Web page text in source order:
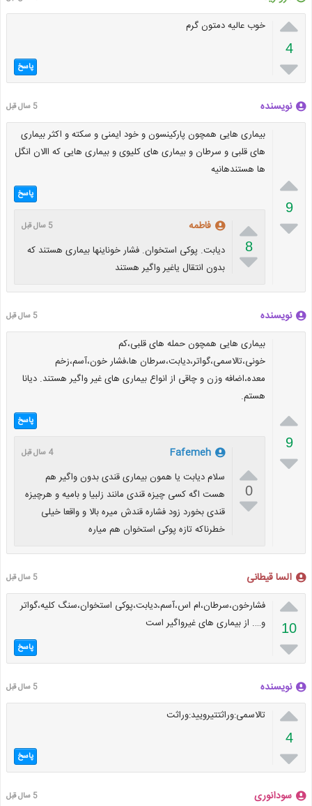

4

خوب عالیه دمتون گرم
پاسخ
نویسنده 5 سال قبل

9

بیماری هایی همچون پارکینسون و خود ایمنی و سکته و اکثر بیماری
های قلبی و سرطان و بیماری های کلیوی و بیماری هایی که االان انگل
ها هستندهانیه
پاسخ

8

فاطمه 5 سال قبل
دیابت. پوکی استخوان. فشار خوناینها بیماری هستند که
بدون انتقال یاغیر واگیر هستند
نویسنده 5 سال قبل

9

بیماری هایی همچون حمله های قلبی،کم
خونی،تالاسمی،گواتر،دیابت،سرطان ها،فشار خون،آسم،زخم
معده،اضافه وزن و چاقی از انواع بیماری های غیر واگیر هستند. دیانا
هستم.
پاسخ

0

Fafemeh 4 سال قبل
سلام دیابت یا همون بیماری قندی بدون واگیر هم
هست اگه کسی چیزه قندی مانند زلبیا و بامیه و هرچیزه
قندی بخورد زود فشاره قندش میره بالا و واقعا خیلی
خطرناکه تازه پوکی استخوان هم میاره
السا قیطانی 5 سال قبل

10

فشارخون،سرطان،ام اس،آسم،دیابت،پوکی استخوان،سنگ کلیه،گواتر
و…. از بیماری های غیرواگیر است
پاسخ
نویسنده 5 سال قبل

4

تالاسمی:وراثتتیرویید:وراثت
پاسخ
سودانوری 5 سال قبل